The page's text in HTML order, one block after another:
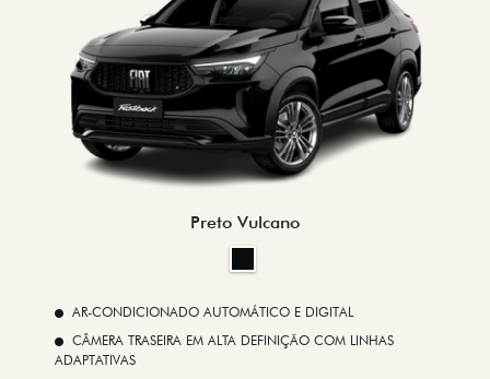
Preto Vulcano
AR-CONDICIONADO AUTOMÁTICO E DIGITAL
CÂMERA TRASEIRA EM ALTA DEFINIÇÃO COM LINHAS
ADAPTATIVAS